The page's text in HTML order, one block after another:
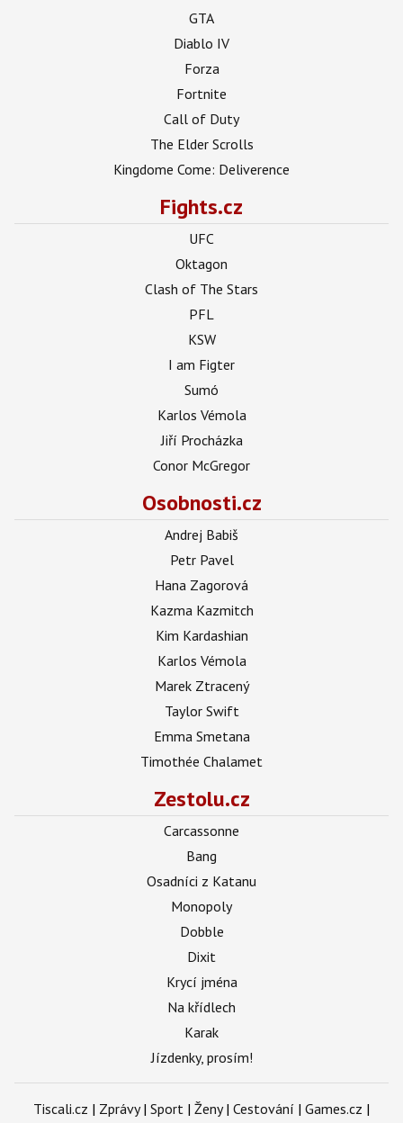
GTA
Diablo IV
Forza
Fortnite
Call of Duty
The Elder Scrolls
Kingdome Come: Deliverence
Fights.cz
UFC
Oktagon
Clash of The Stars
PFL
KSW
I am Figter
Sumó
Karlos Vémola
Jiří Procházka
Conor McGregor
Osobnosti.cz
Andrej Babiš
Petr Pavel
Hana Zagorová
Kazma Kazmitch
Kim Kardashian
Karlos Vémola
Marek Ztracený
Taylor Swift
Emma Smetana
Timothée Chalamet
Zestolu.cz
Carcassonne
Bang
Osadníci z Katanu
Monopoly
Dobble
Dixit
Krycí jména
Na křídlech
Karak
Jízdenky, prosím!
Tiscali.cz | Zprávy| Sport | Ženy| Cestování | Games.cz |